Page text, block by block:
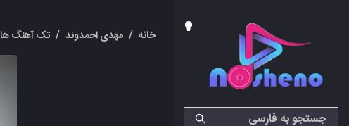
خانه / مهدی احمدوند / تک آهنگ ها